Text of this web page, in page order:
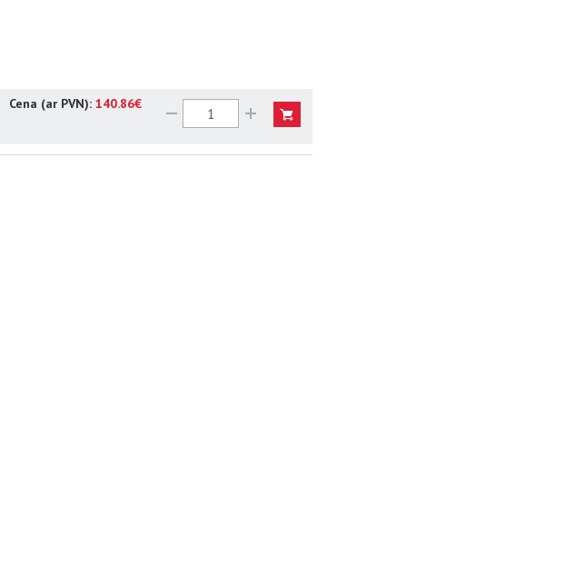
Cena (ar PVN): 140.86€